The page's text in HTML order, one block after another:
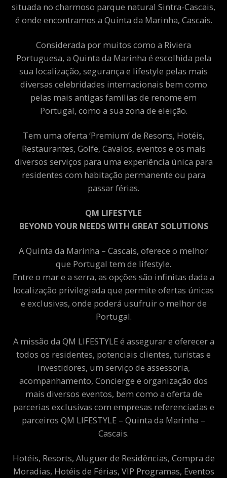
situada no charmoso parque natural Sintra-Cascais,
é onde encontramos a Quinta da Marinha, Cascais.
Considerada por muitos como a Riviera
Portuguesa, a Quinta da Marinha é escolhida pela
sua localização, segurança e lifestyle pelas mais
diversas celebridades internacionais bem como
pelas mais antigas famílias de renome em
Portugal, como a sua zona de eleição.
Tem uma oferta ‘Premium’ de Resorts, Hotéis,
Restaurantes, Golfe, Cavalos, eventos e os mais
diversos serviços para uma experiência única para
residentes com habitação permanente ou para
passar férias.
QM LIFESTYLE
BEYOND YOUR NEEDS WITH GREAT SOLUTIONS
A Quinta da Marinha – Cascais, oferece o melhor
que Portugal tem de lifestyle.
Entre o mar e a serra, as opções são infinitas dada a
localização privilegiada que permite ofertas únicas
e exclusivas, onde poderá usufruir o melhor de
Portugal.
A missão da QM LIFESTYLE é assegurar e oferecer a
todos os residentes, potenciais clientes, turistas e
investidores, um serviço de assessoria,
acompanhamento, Concierge e organização dos
mais diversos eventos, bem como a oferta de
parcerias exclusivas com empresas referenciadas e
parceiros QM LIFESTYLE – Quinta da Marinha –
Cascais.
Hotéis, Resorts, Aluguer de Residências, Compra de
Moradias, Hotéis de Férias, VIP Programas, Eventos